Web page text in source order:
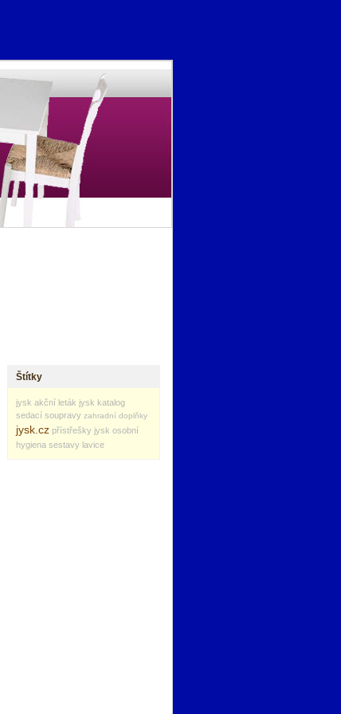
Štítky
jysk akční leták jysk katalog
sedací soupravy zahradní doplňky
jysk.cz přístřešky jysk osobní
hygiena sestavy lavice